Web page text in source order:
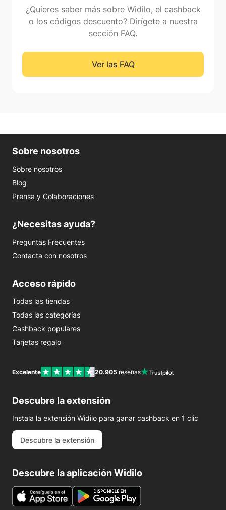
¿Quieres saber más sobre Widilo, el cashback
o los códigos descuento? Dirígete a nuestra
sección FAQ.
Ver las FAQ
Sobre nosotros
Sobre nosotros
Blog
Prensa y Colaboraciones
¿Necesitas ayuda?
Preguntas Frecuentes
Contacta con nosotros
Acceso rápido
Todas las tiendas
Todas las categorías
Cashback populares
Tarjetas regalo
Excelente 20.905 reseñas
Descubre la extensión
Instala la extensión Widilo para ganar cashback en 1 clic
Descubre la extensión
Descubre la aplicación Widilo